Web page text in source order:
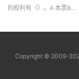
的权利有（）。A.本票B...
Copyright © 2009-